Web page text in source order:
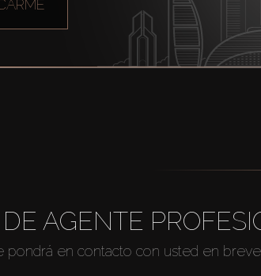
AGENTE
pondrá en contacto con usted en breve